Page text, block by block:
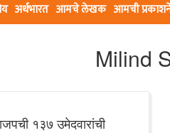
अर्थभारत आमचे लेखक आमची
Milind
१३७ उमेदवारांची